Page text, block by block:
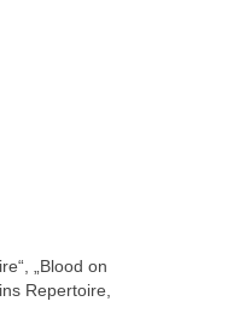
„Blood on
Repertoire,